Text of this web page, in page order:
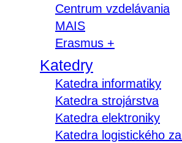
Centrum vzdelávania
MAIS
Erasmus +
Katedry
Katedra informatiky
Katedra strojárstva
Katedra elektroniky
Katedra logistického